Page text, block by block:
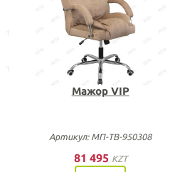
Мажор VIP
Артикул: МП-ТВ-950308
81 495 KZT